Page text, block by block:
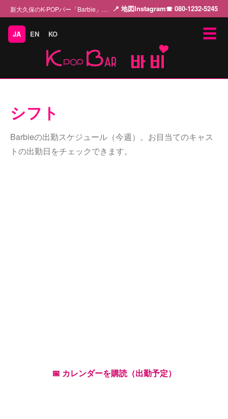
新大久保のK-POPバー「Barbie」 K-POPの魅力を美しい女性キャストとともに… 📍 地図Instagram☎ 080-1232-5245
☰
JA EN KO
シフト
Barbieの出勤スケジュール（今週）。お目当てのキャス
トの出勤日をチェックできます。
📅 カレンダーを購読（出勤予定）